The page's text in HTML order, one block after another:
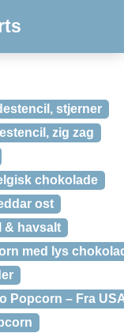
stjerner
zig zag
chokolade
ost
& havsalt
med lys
Popcorn – Fra